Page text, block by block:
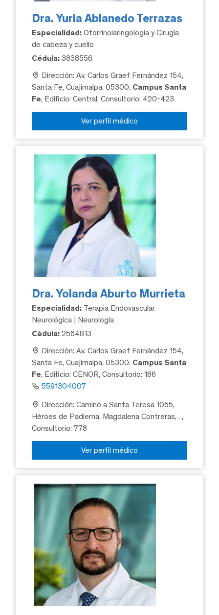
Dra. Yuria Ablanedo Terrazas
Especialidad: Otorrinolaringología y Cirugía
de cabeza y cuello
Cédula: 3838556
Dirección: Av. Carlos Graef Fernández 154,
Santa Fe, Cuajimalpa, 05300. Campus Santa
Fe, Edificio: Central, Consultorio: 420-423
Ver perfil médico
Dra. Yolanda Aburto Murrieta
Especialidad: Terapia Endovascular
Neurológica | Neurología
Cédula: 2564813
Dirección: Av. Carlos Graef Fernández 154,
Santa Fe, Cuajimalpa, 05300. Campus Santa
Fe, Edificio: CENOR, Consultorio: 186
5591304007
Dirección: Camino a Santa Teresa 1055,
Héroes de Padierna, Magdalena Contreras, .,
Consultorio: 778
Ver perfil médico